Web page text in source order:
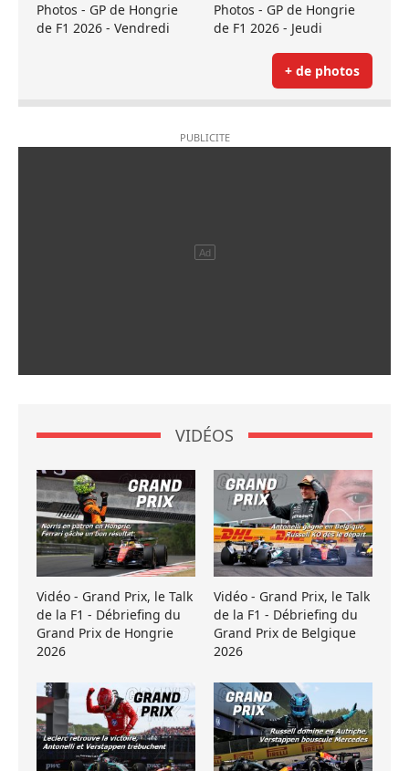
Photos - GP de Hongrie
de F1 2026 - Vendredi
Photos - GP de Hongrie
de F1 2026 - Jeudi
+ de photos
VIDÉOS
Vidéo - Grand Prix, le Talk
de la F1 - Débriefing du
Grand Prix de Hongrie
2026
Vidéo - Grand Prix, le Talk
de la F1 - Débriefing du
Grand Prix de Belgique
2026